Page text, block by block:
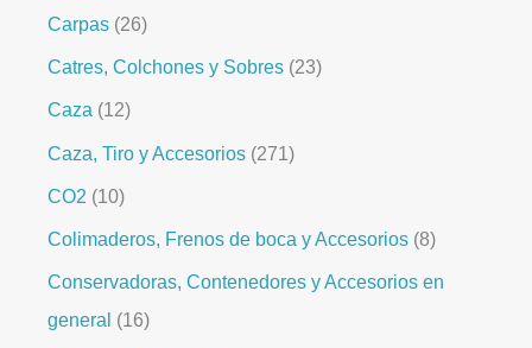
Carpas 26
Catres, Colchones y Sobres 23
Caza 12
Caza, Tiro y Accesorios 271
CO2 10
Colimaderos, Frenos de boca y Accesorios 8
Conservadoras, Contenedores y Accesorios en
general
16